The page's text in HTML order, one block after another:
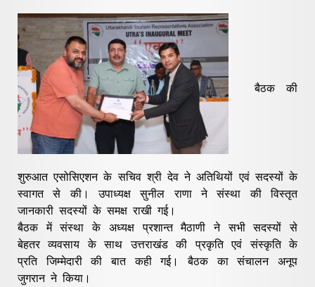
बैठक की
शुरुआत एसोसिएशन के सचिव श्री देव ने अतिथियों एवं सदस्यों के
स्वागत से की। उपाध्यक्ष सुनील राणा ने संस्था की विस्तृत
जानकारी सदस्यों के समक्ष राखी गई।
बैठक में संस्था के अध्यक्ष प्रशान्त मैठाणी ने सभी सदस्यों से
बेहतर व्यवसाय के साथ उत्तराखंड की प्रकृति एवं संस्कृति के
प्रति जिम्मेदारी की बात कही गई। बैठक का संचालन अनूप
जुगरान ने किया।